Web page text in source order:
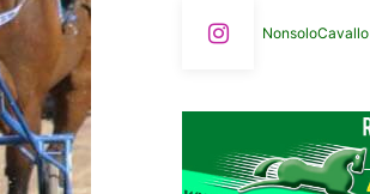
NonsoloCavallo